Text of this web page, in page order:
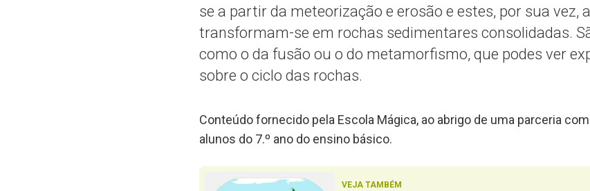
se a partir da meteorização e erosão e estes, por sua vez,
transformam-se em rochas sedimentares consolidadas.
como o da fusão ou o do metamorfismo, que podes ver
sobre o ciclo das rochas.
Conteúdo fornecido pela Escola Mágica, ao abrigo de uma parceria
alunos do 7.º ano do ensino básico.
VEJA TAMBÉM